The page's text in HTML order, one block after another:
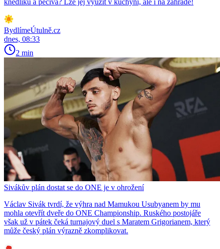
knedlíků a pečiva? Lze jej využít v kuchyni, ale i na zahradě!
BydlímeÚtulně.cz
dnes, 08:33
2 min
Sivákův plán dostat se do ONE je v ohrožení
Václav Sivák tvrdí, že výhra nad Mamukou Usubyanem by mu
mohla otevřít dveře do ONE Championship. Ruského postojáře
však už v pátek čeká turnajový duel s Maratem Grigorianem, který
může český plán výrazně zkomplikovat.